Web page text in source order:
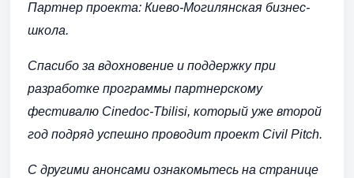
Партнер проекта: Киево-Могилянская бизнес-
школа.
Спасибо за вдохновение и поддержку при
разработке программы партнерскому
фестивалю Cinedoc-Tbilisi, который уже второй
год подряд успешно проводит проект Civil Pitch.
С другими анонсами ознакомьтесь на странице